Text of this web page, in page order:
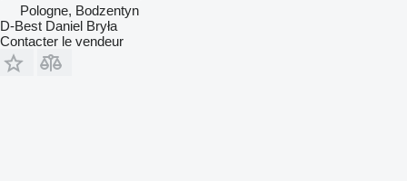
Pologne, Bodzentyn
D-Best Daniel Bryła
Contacter le vendeur